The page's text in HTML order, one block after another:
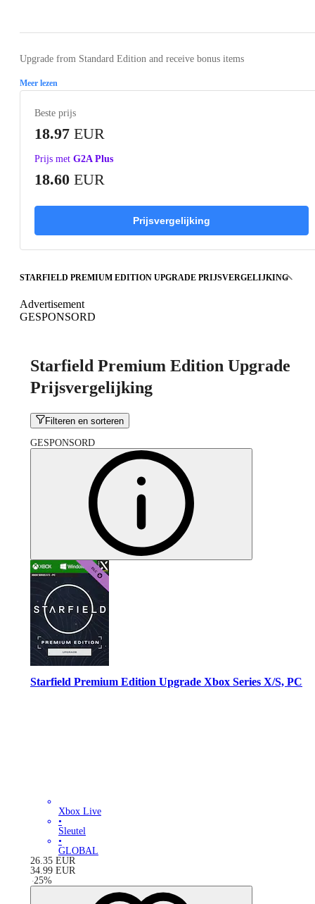
Upgrade from Standard Edition and receive bonus items
Meer lezen
Beste prijs
18.97 EUR
Prijs met G2A Plus
18.60 EUR
Prijsvergelijking
STARFIELD PREMIUM EDITION UPGRADE PRIJSVERGELIJKING
Advertisement
GESPONSORD
Starfield Premium Edition Upgrade
Prijsvergelijking
Filteren en sorteren
GESPONSORD
Starfield Premium Edition Upgrade Xbox Series X/S, PC
Xbox Live
•
Sleutel
•
GLOBAL
26.35 EUR
34.99 EUR
-25%